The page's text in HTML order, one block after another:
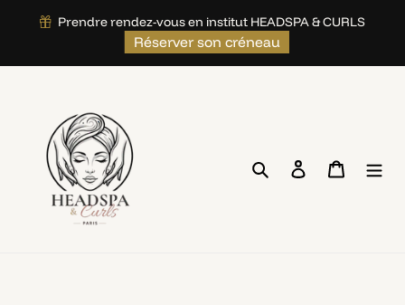
content
Prendre rendez-vous en institut HEADSPA & CURLS
Réserver son créneau
Search Log in Cart